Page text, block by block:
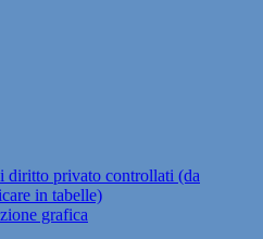
diritto privato controllati (da
in tabelle)
grafica